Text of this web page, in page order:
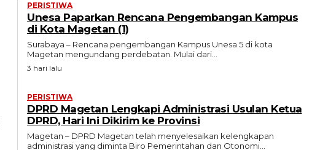
PERISTIWA
Unesa Paparkan Rencana Pengembangan Kampus
di Kota Magetan (1)
Surabaya – Rencana pengembangan Kampus Unesa 5 di kota
Magetan mengundang perdebatan. Mulai dari...
3 hari lalu
PERISTIWA
DPRD Magetan Lengkapi Administrasi Usulan Ketua
DPRD, Hari Ini Dikirim ke Provinsi
Magetan – DPRD Magetan telah menyelesaikan kelengkapan
administrasi yang diminta Biro Pemerintahan dan Otonomi...